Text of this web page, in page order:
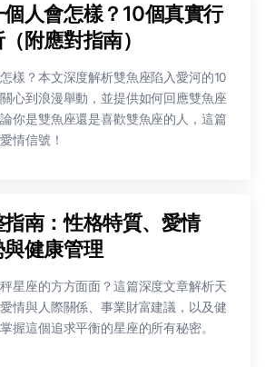
人會怎樣？10個真實行
附應對指南）
樣？本文深度解析雙魚座陷入愛河的10
心到浪漫舉動，並提供如何回應雙魚座
你是雙魚座還是喜歡雙魚座的人，這篇
情信號！
南：性格特質、愛情
健康管理
星座的方方面面？這篇深度文章解析天
情與人際關係、事業財富建議，以及健
握這個追求平衡的星座的所有秘密。